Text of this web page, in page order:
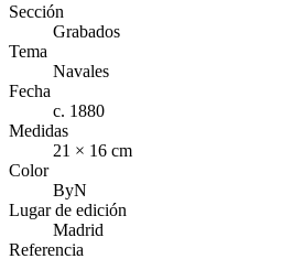
Sección
Grabados
Tema
Navales
Fecha
c. 1880
Medidas
21 × 16 cm
Color
ByN
Lugar de edición
Madrid
Referencia